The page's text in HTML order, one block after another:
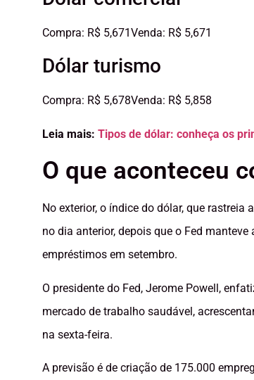
Compra: R$ 5,671Venda: R$ 5,671
Dólar turismo
Compra: R$ 5,678Venda: R$ 5,858
Leia mais: Tipos de dólar: conheça os
O que aconteceu
No exterior, o índice do dólar, que rastreia
no dia anterior, depois que o Fed
empréstimos em setembro.
O presidente do Fed, Jerome Powell,
mercado de trabalho saudável,
na sexta-feira.
A previsão é de criação de 175.000